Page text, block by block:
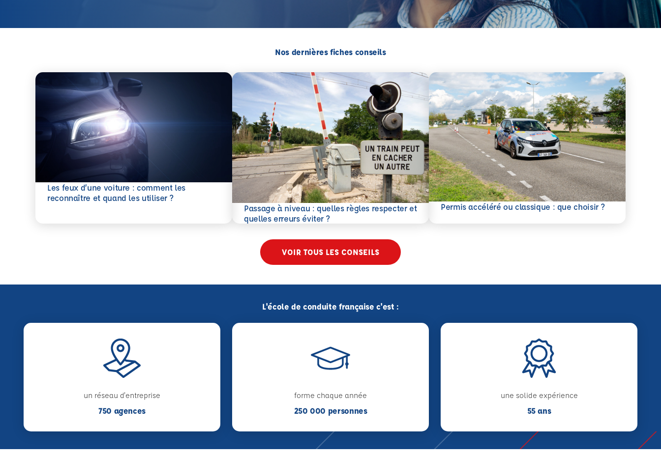
Nos dernières fiches conseils
Les feux d’une voiture : comment les
reconnaître et quand les utiliser ?
En savoir plus
Passage à niveau : quelles règles respecter et
quelles erreurs éviter ?
En savoir plus
Permis accéléré ou classique : que choisir ?
En savoir plus
VOIR TOUS LES CONSEILS
L'école de conduite française c'est :
un réseau d'entreprise
750 agences
forme chaque année
250 000 personnes
une solide expérience
55 ans